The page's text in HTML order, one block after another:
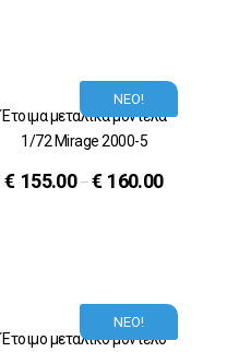
ΝΕΟ!
Έτοιμα μεταλικά μοντέλα
1/72 Mirage 2000-5
€ 155.00–€ 160.00
ΝΕΟ!
Έτοιμο μεταλικό μοντέλο